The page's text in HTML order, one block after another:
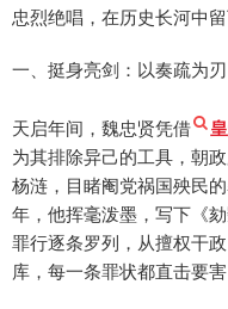
忠烈绝唱，在历史长河中
一、挺身亮剑：以奏疏为
天启年间，魏忠贤凭借
为其排除异己的工具，朝
杨涟，目睹阉党祸国殃民
年，他挥毫泼墨，写下《
罪行逐条罗列，从擅权干
库，每一条罪状都直击要